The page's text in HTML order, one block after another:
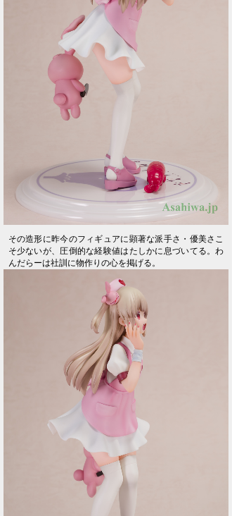
その造形に昨今のフィギュアに顕著な派手さ・優美さこ
そ少ないが、圧倒的な経験値はたしかに息づいてる。わ
んだらーは社訓に物作りの心を掲げる。